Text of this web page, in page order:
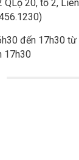
QLộ 20, tổ 2,
đến 17h30
17h30